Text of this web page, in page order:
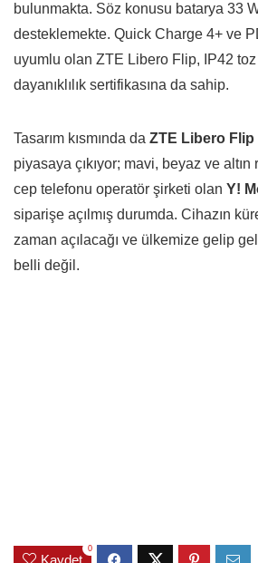
bulunmakta. Söz konusu batarya 33 W
desteklemekte. Quick Charge 4+ ve
uyumlu olan ZTE Libero Flip, IP42 toz
dayanıklılık sertifikasına da sahip.
Tasarım kısmında da ZTE Libero Flip
piyasaya çıkıyor; mavi, beyaz ve
cep telefonu operatör şirketi olan Y!
siparişe açılmış durumda. Cihazın
zaman açılacağı ve ülkemize gelip
belli değil.
Kaydet
0